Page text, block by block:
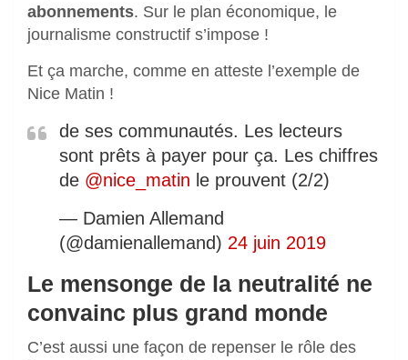
abonnements. Sur le plan économique, le
journalisme constructif s’impose !
Et ça marche, comme en atteste l’exemple de
Nice Matin !
de ses communautés. Les lecteurs
sont prêts à payer pour ça. Les chiffres
de @nice_matin le prouvent (2/2)
— Damien Allemand
(@damienallemand) 24 juin 2019
Le mensonge de la neutralité ne
convainc plus grand monde
C’est aussi une façon de repenser le rôle des